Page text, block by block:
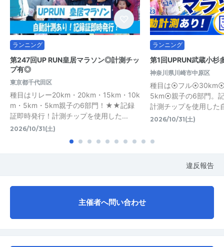
ランニング
第247回UP RUN皇居マラソン◎計測チッ
プ有◎
東京都千代田区
種目はリレー20km・20km・15km・10k
m・5km・5km親子の6部門！★★記録
証即時発行！計測チップを使用した...
2026/10/31(土)
ランニング
第1回UPRUN武蔵小杉
神奈川県川崎市中原区
種目は⦿フル
5km⦿親子の6部門。
計測チップを使用した
2026/10/31(土)
違反報告
主催者へ問い合わせ